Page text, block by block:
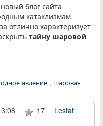
блог сайта
катаклизмам.
отлично характеризует
тайну шаровой
явление , шаровая
17
Lestat